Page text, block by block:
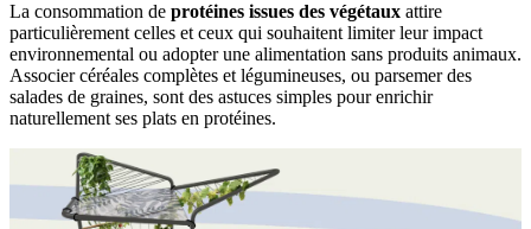
La consommation de protéines issues des végétaux attire
particulièrement celles et ceux qui souhaitent limiter leur impact
environnemental ou adopter une alimentation sans produits animaux.
Associer céréales complètes et légumineuses, ou parsemer des
salades de graines, sont des astuces simples pour enrichir
naturellement ses plats en protéines.